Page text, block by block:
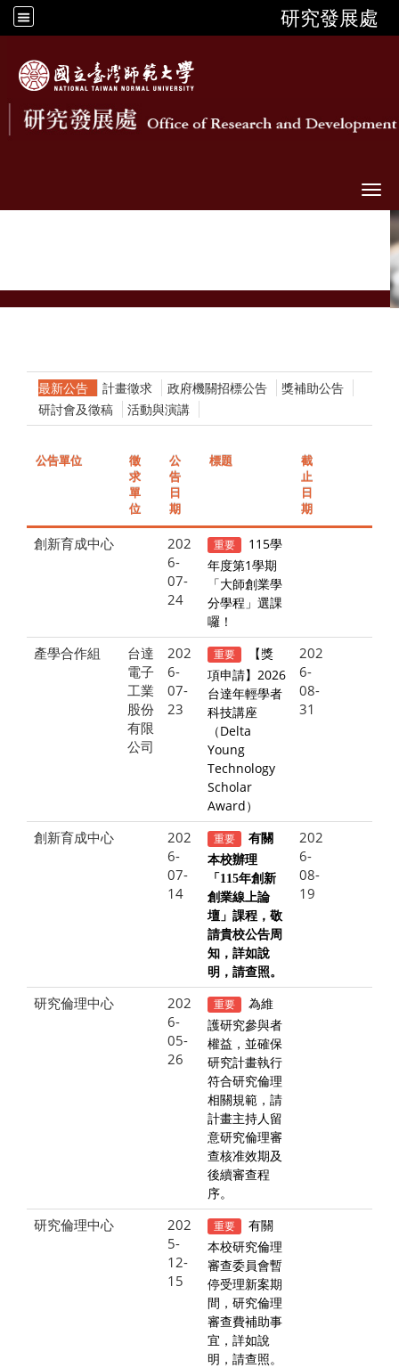
研究發展處
最新公告 計畫徵求 政府機關招標公告
獎補助公告
研討會及徵稿
活動與演講
公告單位
徵
求
單
位
公
告
日
期
標題
截
止
日
期
創新育成中心
202
6-
07-
24
重要
115學
年度第1學期
「大師創業學
分學程」選課
囉！
產學合作組
台達
電子
工業
股份
有限
公司
202
6-
07-
23
重要
【獎
項申請】2026
台達年輕學者
科技講座
（Delta
Young
Technology
Scholar
Award）
202
6-
08-
31
創新育成中心
202
6-
07-
14
重要
有關
本校辦理
「115年創新
創業線上論
壇」課程，敬
請貴校公告周
知，詳如說
明，請查照。
202
6-
08-
19
研究倫理中心
202
6-
05-
26
重要
為維
護研究參與者
權益，並確保
研究計畫執行
符合研究倫理
相關規範，請
計畫主持人留
意研究倫理審
查核准效期及
後續審查程
序。
研究倫理中心
202
5-
12-
15
重要
有關
本校研究倫理
審查委員會暫
停受理新案期
間，研究倫理
審查費補助事
宜，詳如說
明，請查照。